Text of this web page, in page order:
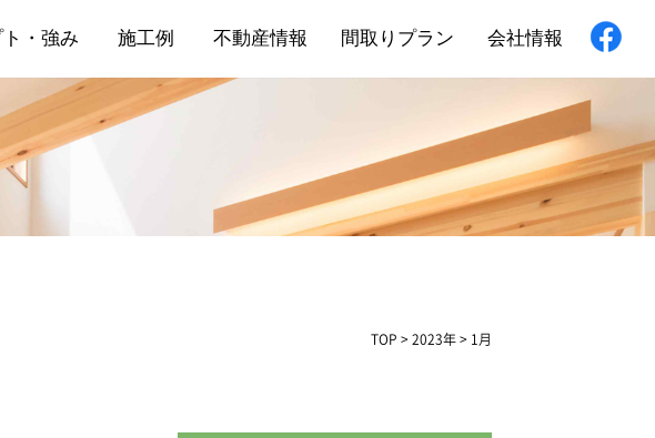
・強み 施工例
新築住宅
不動産情報 間取りプラン 会社情報
TOP > 2023年 > 1月